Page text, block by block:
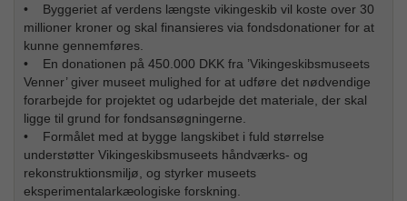
• Byggeriet af verdens længste vikingeskib vil koste over 30
millioner kroner og skal finansieres via fondsdonationer for at
kunne gennemføres.
• En donationen på 450.000 DKK fra ’Vikingeskibsmuseets
Venner’ giver museet mulighed for at udføre det nødvendige
forarbejde for projektet og udarbejde det materiale, der skal
ligge til grund for fondsansøgningerne.
• Formålet med at bygge langskibet i fuld størrelse
understøtter Vikingeskibsmuseets håndværks- og
rekonstruktionsmiljø, og styrker museets
eksperimentalarkæologiske forskning.